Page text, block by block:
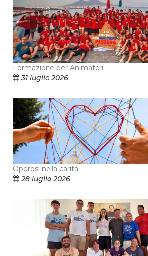
Formazione per Animatori
31 luglio 2026
Operosi nella carità
28 luglio 2026